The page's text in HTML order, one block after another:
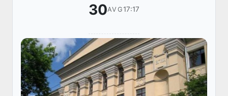
30AVG17:17